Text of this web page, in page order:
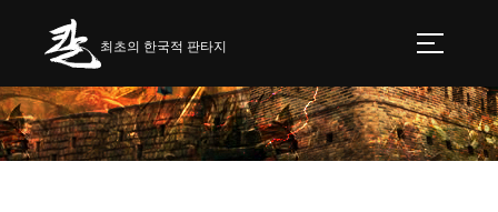
최초의 한국적 판타지